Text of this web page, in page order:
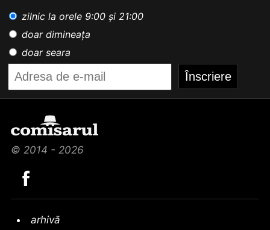
zilnic la orele 9:00 și 21:00
doar dimineața
doar seara
© 2014 - 2026
arhivă